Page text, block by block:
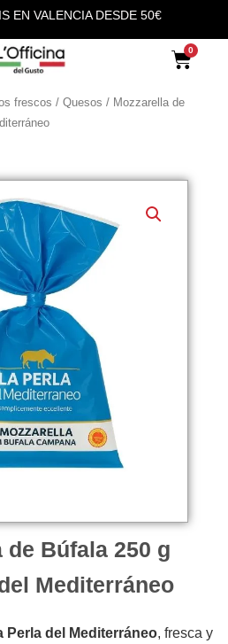
EN VALENCIA DESDE 50€
frescos / Quesos / Mozzarella de
de Búfala 250 g
Mediterráneo
Perla del Mediterráneo, fresca y